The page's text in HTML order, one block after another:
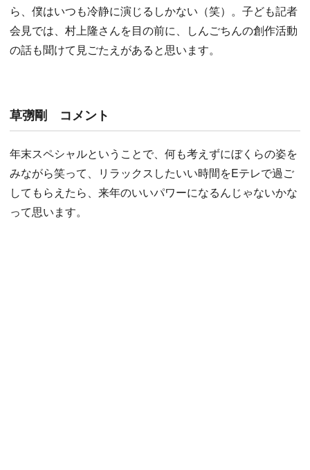
ら、僕はいつも冷静に演じるしかない（笑）。子ども記者
会見では、村上隆さんを目の前に、しんごちんの創作活動
の話も聞けて見ごたえがあると思います。
草彅剛 コメント
年末スペシャルということで、何も考えずにぼくらの姿を
みながら笑って、リラックスしたいい時間をEテレで過ご
してもらえたら、来年のいいパワーになるんじゃないかな
って思います。